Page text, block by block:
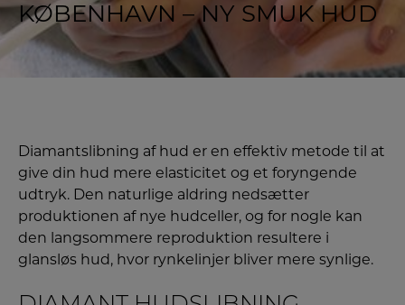
KØBENHAVN – NY SMUK HUD
Diamantslibning af hud er en effektiv metode til at
give din hud mere elasticitet og et foryngende
udtryk. Den naturlige aldring nedsætter
produktionen af nye hudceller, og for nogle kan
den langsommere reproduktion resultere i
glansløs hud, hvor rynkelinjer bliver mere synlige.